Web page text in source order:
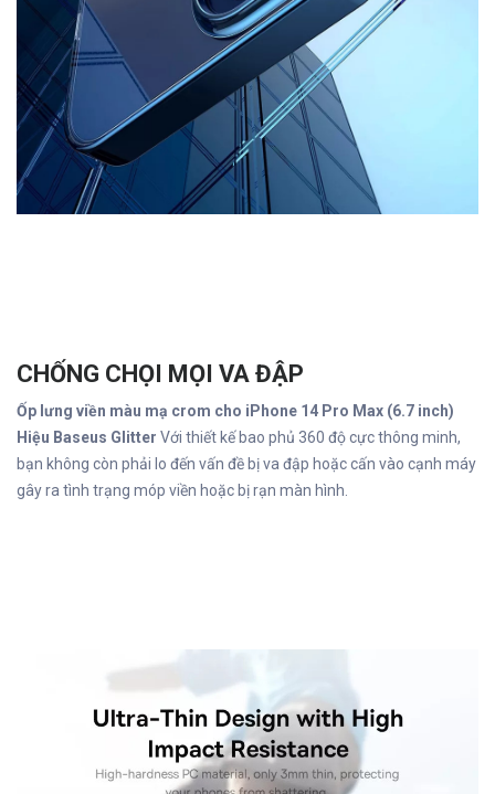
CHỐNG CHỌI MỌI VA ĐẬP
Ốp lưng viền màu mạ crom cho iPhone 14 Pro Max (6.7 inch)
Hiệu Baseus Glitter Với thiết kế bao phủ 360 độ cực thông minh,
bạn không còn phải lo đến vấn đề bị va đập hoặc cấn vào cạnh máy
gây ra tình trạng móp viền hoặc bị rạn màn hình.